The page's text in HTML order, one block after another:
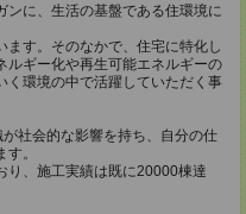
ンに、生活の基盤である住環境に
ます。そのなかで、住宅に特化し
ルギー化や再生可能エネルギーの
く環境の中で活躍していただく事
社会的な影響を持ち、自分の仕
。
り、施工実績は既に20000棟達